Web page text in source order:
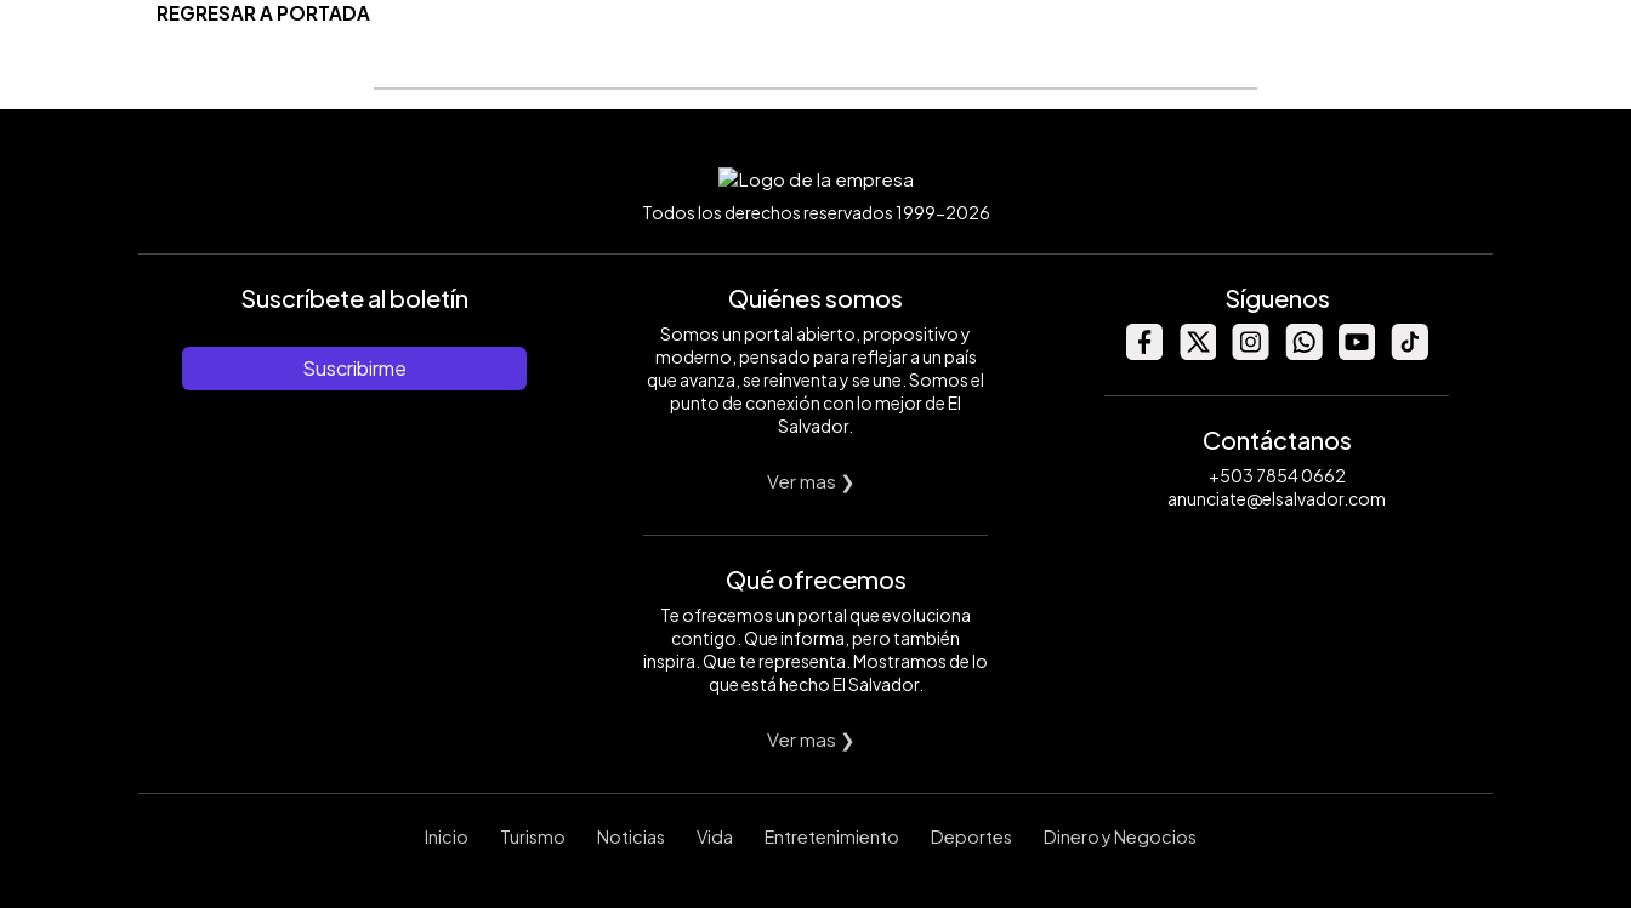
REGRESAR A PORTADA
Todos los derechos reservados 1999-2026
Suscríbete al boletín
Suscribirme
Quiénes somos
Somos un portal abierto, propositivo y
moderno, pensado para reflejar a un país
que avanza, se reinventa y se une. Somos el
punto de conexión con lo mejor de El
Salvador.
Ver mas ❯
Qué ofrecemos
Te ofrecemos un portal que evoluciona
contigo. Que informa, pero también
inspira. Que te representa. Mostramos de lo
que está hecho El Salvador.
Ver mas ❯
Síguenos
Contáctanos
+503 7854 0662
anunciate@elsalvador.com
Inicio Turismo Noticias Vida Entretenimiento Deportes Dinero y Negocios